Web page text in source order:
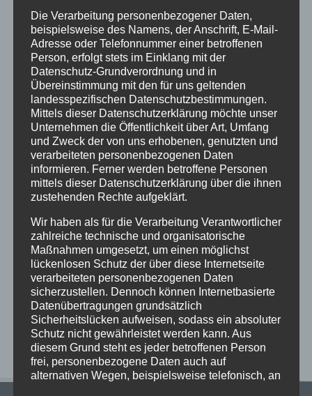
wünscht das Team des Leseaben(d)teuers. Wir
bedanken uns bei allen Schülerinnen und Schülern
für ihre Teilnahme, wir hoffen, es hat euch Spaß
gemacht.
Neueste Beiträge
Schöne Sommerferien
Gruß vom Förderverein
Innenhofparty des Kollegiums – Kunst trifft
Gemeinschaft
Exkursionstag der Einführungsphase (EF/11)
Neueste Kommentare
Die Verarbeitung personenbezogener Daten,
beispielsweise des Namens, der Anschrift, E-Mail-
Adresse oder Telefonnummer einer betroffenen
Person, erfolgt stets im Einklang mit der
Datenschutz-Grundverordnung und in
Übereinstimmung mit den für uns geltenden
landesspezifischen Datenschutzbestimmungen.
Mittels dieser Datenschutzerklärung möchte unser
Unternehmen die Öffentlichkeit über Art, Umfang
und Zweck der von uns erhobenen, genutzten und
verarbeiteten personenbezogenen Daten
informieren. Ferner werden betroffene Personen
mittels dieser Datenschutzerklärung über die ihnen
zustehenden Rechte aufgeklärt.
Wir haben als für die Verarbeitung Verantwortlicher
zahlreiche technische und organisatorische
Maßnahmen umgesetzt, um einen möglichst
lückenlosen Schutz der über diese Internetseite
verarbeiteten personenbezogenen Daten
sicherzustellen. Dennoch können Internetbasierte
Datenübertragungen grundsätzlich
Sicherheitslücken aufweisen, sodass ein absoluter
Schutz nicht gewährleistet werden kann. Aus
diesem Grund steht es jeder betroffenen Person
frei, personenbezogene Daten auch auf
alternativen Wegen, beispielsweise telefonisch, an